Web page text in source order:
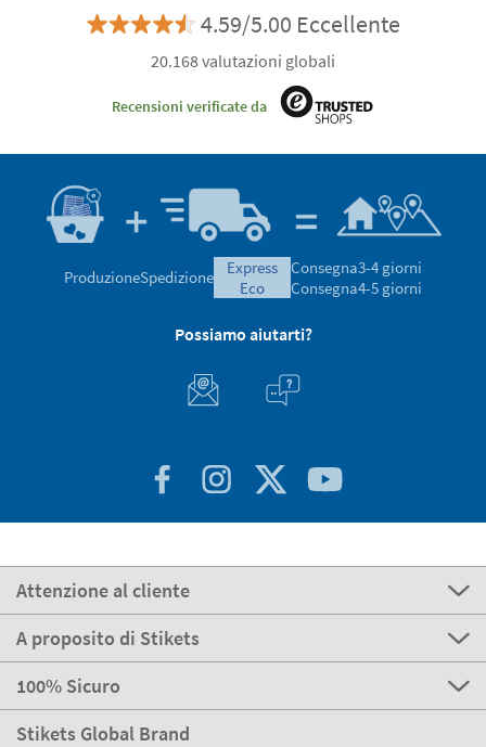
4.59/5.00 Eccellente
20.168 valutazioni globali
Recensioni verificate da
ProduzioneSpedizione
express
eco
Consegna3-4 giorni
Consegna4-5 giorni
Possiamo aiutarti?
Attenzione al cliente
A proposito di Stikets
100% Sicuro
Stikets Global Brand